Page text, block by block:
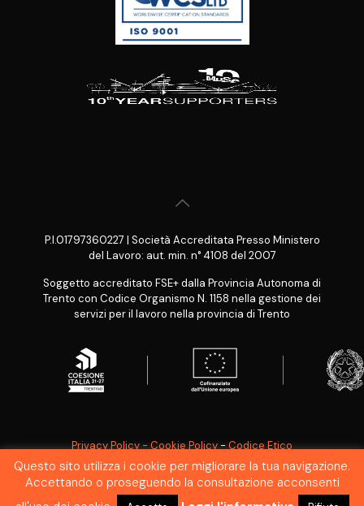
P.I.01797360227 | Società Accreditata Presso Ministero
del Lavoro: aut. min. n° 4108 del 2007
Soggetto accreditato FSE+ dalla Provincia Autonoma di
Trento con Codice Organismo N. 1158 nella gestione dei
servizi per il lavoro nella provincia di Trento
Privacy Policy - Cookie Policy-Codice Etico
SEGNALAZIONE WHISTLEBLOWING
Questo sito utilizza i cookie per migliorare la tua navigazione.
Accettando o proseguendo la consultazione acconsenti